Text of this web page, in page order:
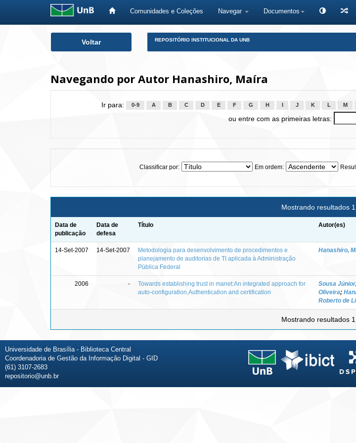
Comunidades e Coleções Navegar Documentos
Voltar REPOSITÓRIO INSTITUCIONAL DA UNB
Navegando por Autor Hanashiro, Maíra
Ir para: 0-9 A B C D E F G H J K L M
ou entre com as primeiras letras:
Classificar por: Em ordem:
Mostrando resultados
Data de
publicação
Data de
defesa
Título Autor(es)
14-Set-2007 14-Set-2007
Metodologia para desenvolvimento de procedimentos e
planejamento de auditorias de TI aplicada à Administração
Pública Federal
Hanashiro,
2006 -
Towards establishing trust in manet:An integrated approach for
auto-configuration,Authentication and certification
Sousa
Oliveira;
Roberto de
Mostrando resultados
Universidade de Brasília - Biblioteca Central
Coordenadoria de Gestão da Informação Digital - GID
(61) 3107-2683
repositorio@unb.br